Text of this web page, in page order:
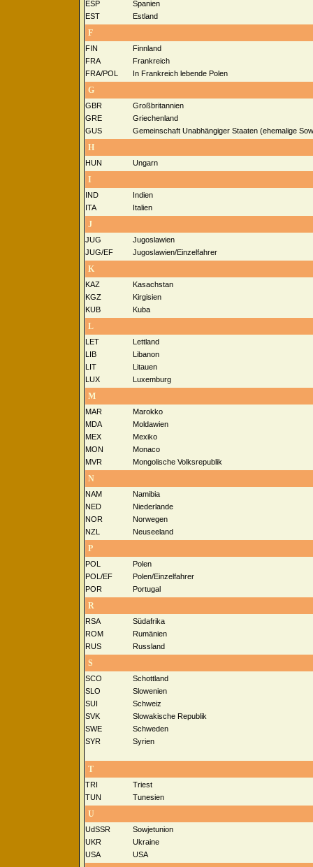
ESP
Spanien
EST
Estland
F
FIN
Finnland
FRA
Frankreich
FRA/POL
In Frankreich lebende Polen
G
GBR
Großbritannien
GRE
Griechenland
GUS
Gemeinschaft Unabhängiger Staaten (ehemalige
H
HUN Ungarn
I
IND
Indien
ITA
Italien
J
JUG
Jugoslawien
JUG/EF
Jugoslawien/Einzelfahrer
K
KAZ
Kasachstan
KGZ
Kirgisien
KUB
Kuba
L
LET
Lettland
LIB
Libanon
LIT
Litauen
LUX
Luxemburg
M
MAR
Marokko
MDA
Moldawien
MEX
Mexiko
MON
Monaco
MVR
Mongolische Volksrepublik
N
NAM
Namibia
NED
Niederlande
NOR
Norwegen
NZL
Neuseeland
P
POL
Polen
POL/EF
Polen/Einzelfahrer
POR
Portugal
R
RSA
Südafrika
ROM
Rumänien
RUS
Russland
S
SCO
Schottland
SLO
Slowenien
SUI
Schweiz
SVK
Slowakische Republik
SWE
Schweden
SYR
Syrien
T
TRI
Triest
TUN
Tunesien
U
UdSSR
Sowjetunion
UKR
Ukraine
USA
USA